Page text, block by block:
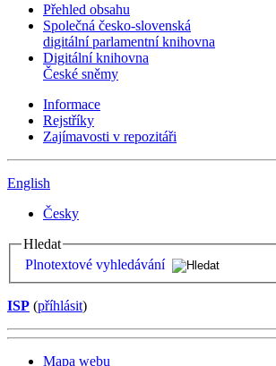
Přehled obsahu
Společná česko-slovenská
digitální parlamentní knihovna
Digitální knihovna
České sněmy
Informace
Rejstříky
Zajímavosti v repozitáři
English
Česky
Hledat
Plnotextové vyhledávání
ISP (příhlásit)
Mapa webu